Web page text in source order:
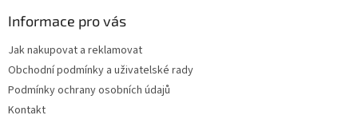
Informace pro vás
Jak nakupovat a reklamovat
Obchodní podmínky a uživatelské rady
Podmínky ochrany osobních údajů
Kontakt